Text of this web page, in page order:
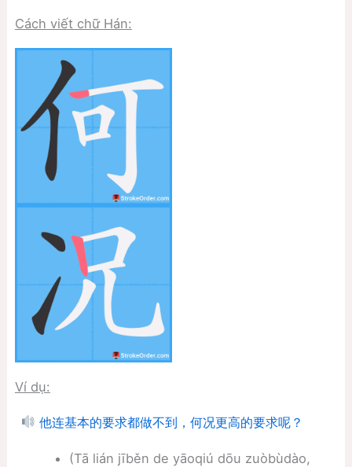
Cách viết chữ Hán:
Ví dụ:
他连基本的要求都做不到，何况更高的要求呢？
(Tā lián jīběn de yāoqiú dōu zuòbùdào,